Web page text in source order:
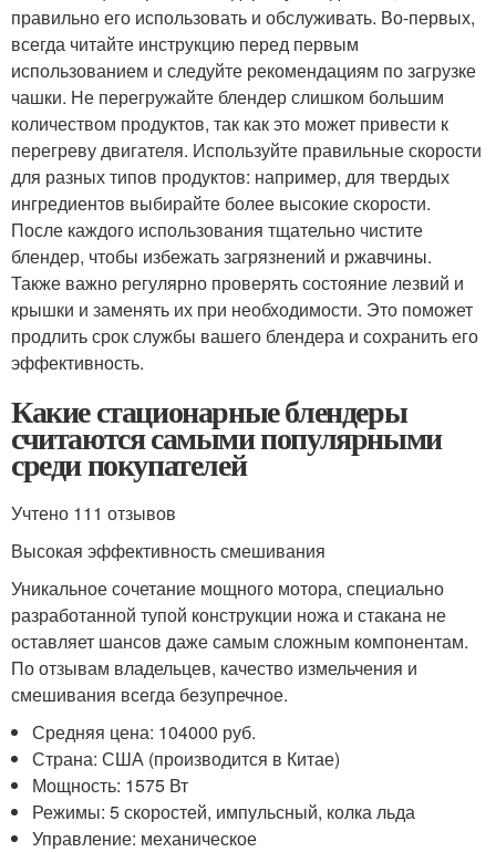
правильно его использовать и обслуживать. Во-первых,
всегда читайте инструкцию перед первым
использованием и следуйте рекомендациям по загрузке
чашки. Не перегружайте блендер слишком большим
количеством продуктов, так как это может привести к
перегреву двигателя. Используйте правильные скорости
для разных типов продуктов: например, для твердых
ингредиентов выбирайте более высокие скорости.
После каждого использования тщательно чистите
блендер, чтобы избежать загрязнений и ржавчины.
Также важно регулярно проверять состояние лезвий и
крышки и заменять их при необходимости. Это поможет
продлить срок службы вашего блендера и сохранить его
эффективность.
Какие стационарные блендеры
считаются самыми популярными
среди покупателей
Учтено 111 отзывов
Высокая эффективность смешивания
Уникальное сочетание мощного мотора, специально
разработанной тупой конструкции ножа и стакана не
оставляет шансов даже самым сложным компонентам.
По отзывам владельцев, качество измельчения и
смешивания всегда безупречное.
Средняя цена: 104000 руб.
Страна: США (производится в Китае)
Мощность: 1575 Вт
Режимы: 5 скоростей, импульсный, колка льда
Управление: механическое